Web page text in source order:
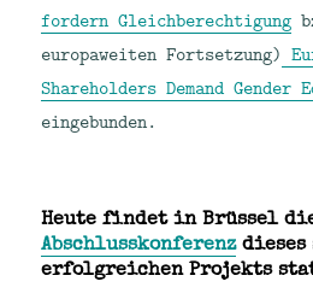
fordern Gleichberechtigung
europaweiten Fortsetzung)
Shareholders Demand Gender
eingebunden.
Heute findet in Brüssel
Abschlusskonferenzdieses
erfolgreichen Projekts